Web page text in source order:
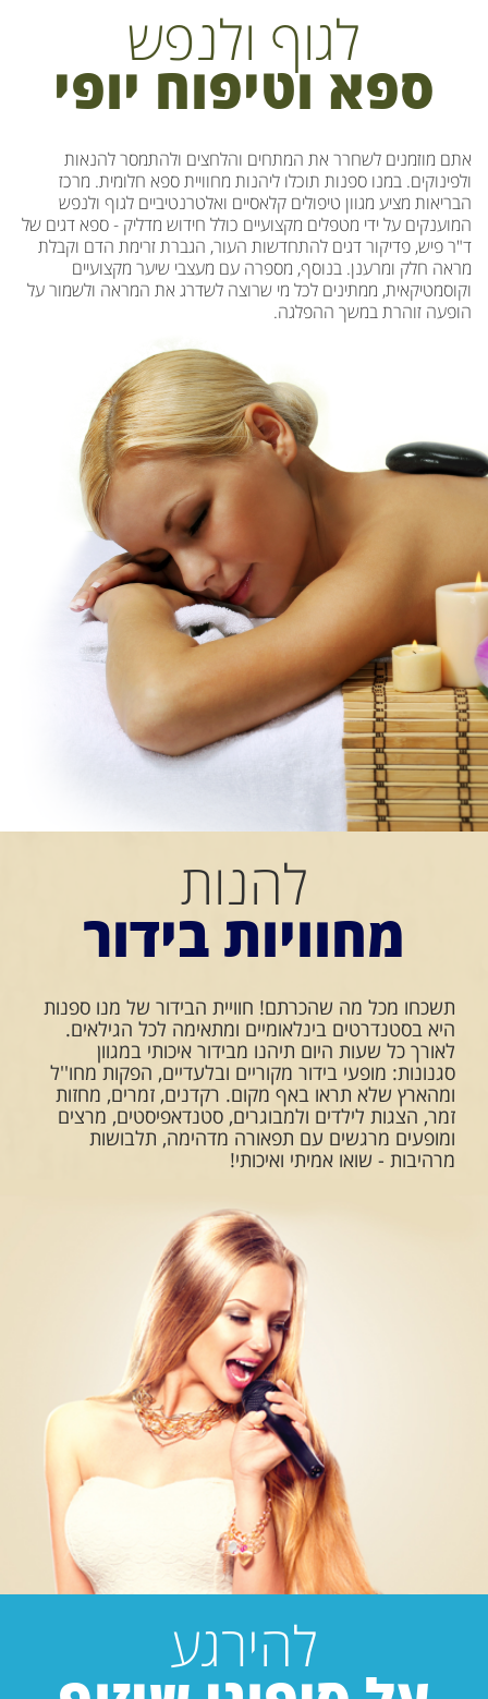
לגוף ולנפש
ספא וטיפוח יופי
אתם מוזמנים לשחרר את המתחים והלחצים ולהתמסר להנאות
ולפינוקים. במנו ספנות תוכלו ליהנות מחוויית ספא חלומית. מרכז
הבריאות מציע מגוון טיפולים קלאסיים ואלטרנטיביים לגוף ולנפש
המוענקים על ידי מטפלים מקצועיים כולל חידוש מדליק - ספא דגים של
ד"ר פיש, פדיקור דגים להתחדשות העור, הגברת זרימת הדם וקבלת
מראה חלק ומרענן. בנוסף, מספרה עם מעצבי שיער מקצועיים
וקוסמטיקאית, ממתינים לכל מי שרוצה לשדרג את המראה ולשמור על
הופעה זוהרת במשך ההפלגה.
להנות
מחוויות בידור
תשכחו מכל מה שהכרתם! חוויית הבידור של מנו ספנות
היא בסטנדרטים בינלאומיים ומתאימה לכל הגילאים.
לאורך כל שעות היום תיהנו מבידור איכותי במגוון
סגנונות: מופעי בידור מקוריים ובלעדיים, הפקות מחו''ל
ומהארץ שלא תראו באף מקום. רקדנים, זמרים, מחזות
זמר, הצגות לילדים ולמבוגרים, סטנדאפיסטים, מרצים
ומופעים מרגשים עם תפאורה מדהימה, תלבושות
מרהיבות - שואו אמיתי ואיכותי!
להירגע